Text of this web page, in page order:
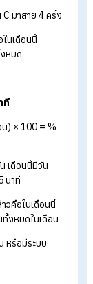
วคือในเดือนนี้พนัก
มด
ด) × 100 = % การ
งาน B ลาป่วย แล
วคือในเดือนนี้
านทั้งหมด